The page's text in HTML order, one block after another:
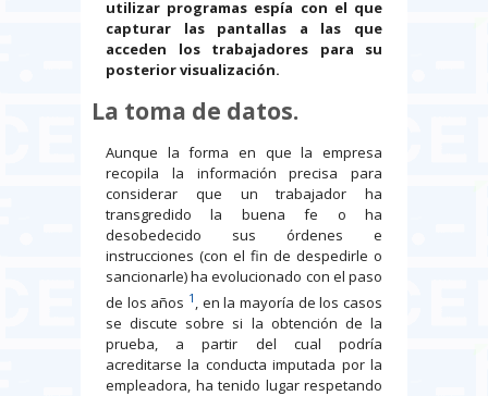
utilizar programas espía con el que
capturar las pantallas a las que
acceden los trabajadores para su
posterior visualización.
La toma de datos.
Aunque la forma en que la empresa
recopila la información precisa para
considerar que un trabajador ha
transgredido la buena fe o ha
desobedecido sus órdenes e
instrucciones (con el fin de despedirle o
sancionarle) ha evolucionado con el paso
de los años 1 , en la mayoría de los casos
se discute sobre si la obtención de la
prueba, a partir del cual podría
acreditarse la conducta imputada por la
empleadora, ha tenido lugar respetando